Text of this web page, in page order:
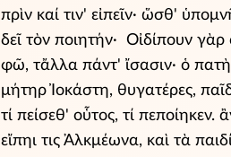
πρὶν καί τιν' εἰπεῖν· ὥσθ'
δεῖ τὸν ποιητήν· Οἰδίπουν
φῶ, τἄλλα πάντ' ἴσασιν· ὁ
μήτηρ Ἰοκάστη, θυγατέρες,
τί πείσεθ' οὗτος, τί πεποίηκεν.
εἴπηι τις Ἀλκμέωνα, καὶ τὰ